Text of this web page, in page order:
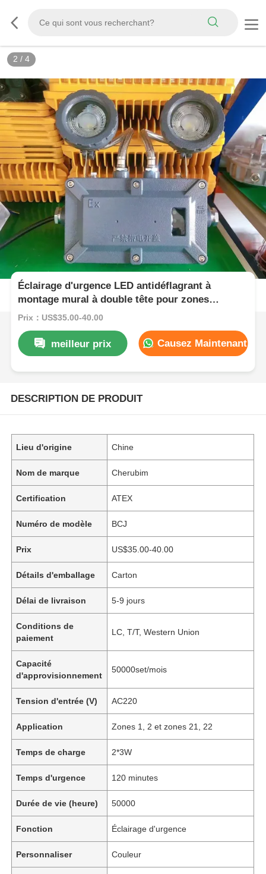
2 / 4
Éclairage d'urgence LED antidéflagrant à
montage mural à double tête pour zones
dangereuses
Prix：US$35.00-40.00
meilleur prix Causez Maintenant
DESCRIPTION DE PRODUIT
Lieu d'origine Chine
Nom de marque Cherubim
Certification ATEX
Numéro de modèle BCJ
Prix US$35.00-40.00
Détails d'emballage Carton
Délai de livraison 5-9 jours
Conditions de
paiement
LC, T/T, Western Union
Capacité
d'approvisionnement
50000set/mois
Tension d'entrée (V) AC220
Application Zones 1, 2 et zones 21, 22
Temps de charge 2*3W
Temps d'urgence 120 minutes
Durée de vie (heure) 50000
Fonction Éclairage d'urgence
Personnaliser Couleur